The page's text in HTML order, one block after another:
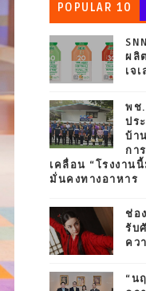
POPULAR 10
ผลิ
เจ
พช.
ปร
บ้า
กา
เคลื่อน “โรงงาน
มั่นคงทางอาหาร
ช่อ
รับ
คว
“น